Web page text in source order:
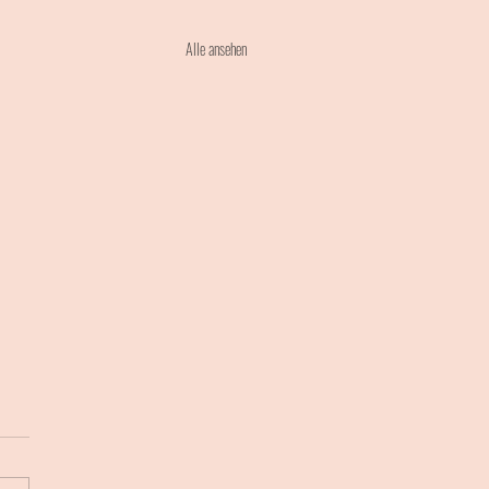
Alle ansehen